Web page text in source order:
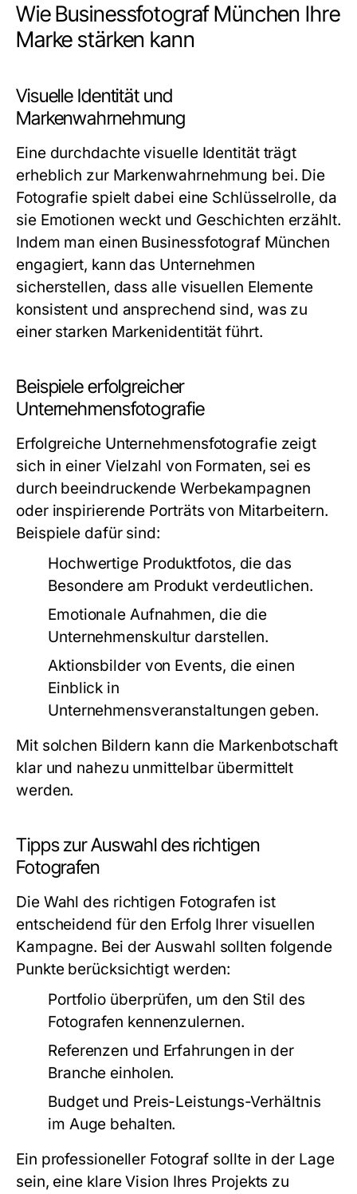
Wie Businessfotograf München Ihre
Marke stärken kann
Visuelle Identität und
Markenwahrnehmung
Eine durchdachte visuelle Identität trägt
erheblich zur Markenwahrnehmung bei. Die
Fotografie spielt dabei eine Schlüsselrolle, da
sie Emotionen weckt und Geschichten erzählt.
Indem man einen Businessfotograf München
engagiert, kann das Unternehmen
sicherstellen, dass alle visuellen Elemente
konsistent und ansprechend sind, was zu
einer starken Markenidentität führt.
Beispiele erfolgreicher
Unternehmensfotografie
Erfolgreiche Unternehmensfotografie zeigt
sich in einer Vielzahl von Formaten, sei es
durch beeindruckende Werbekampagnen
oder inspirierende Porträts von Mitarbeitern.
Beispiele dafür sind:
Hochwertige Produktfotos, die das
Besondere am Produkt verdeutlichen.
Emotionale Aufnahmen, die die
Unternehmenskultur darstellen.
Aktionsbilder von Events, die einen
Einblick in
Unternehmensveranstaltungen geben.
Mit solchen Bildern kann die Markenbotschaft
klar und nahezu unmittelbar übermittelt
werden.
Tipps zur Auswahl des richtigen
Fotografen
Die Wahl des richtigen Fotografen ist
entscheidend für den Erfolg Ihrer visuellen
Kampagne. Bei der Auswahl sollten folgende
Punkte berücksichtigt werden:
Portfolio überprüfen, um den Stil des
Fotografen kennenzulernen.
Referenzen und Erfahrungen in der
Branche einholen.
Budget und Preis-Leistungs-Verhältnis
im Auge behalten.
Ein professioneller Fotograf sollte in der Lage
sein, eine klare Vision Ihres Projekts zu